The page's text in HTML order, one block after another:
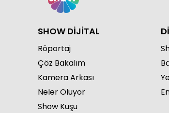
SHOW DİJİTAL
Röportaj
Çöz Bakalım
Kamera Arkası
Neler Oluyor
Show Kuşu